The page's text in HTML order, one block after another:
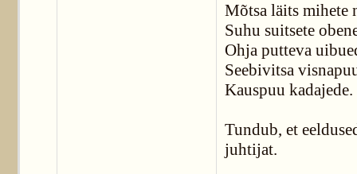
Mõtsa läits mihete
Suhu suitsete
Ohja putteva
Seebivitsa
Kauspuu kadajede.
Tundub, et
juhtijat.